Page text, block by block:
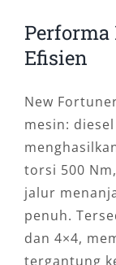
Efisien
New
mesin:
torsi 500
jalur
penuh.
dan 4×4,
tergantung